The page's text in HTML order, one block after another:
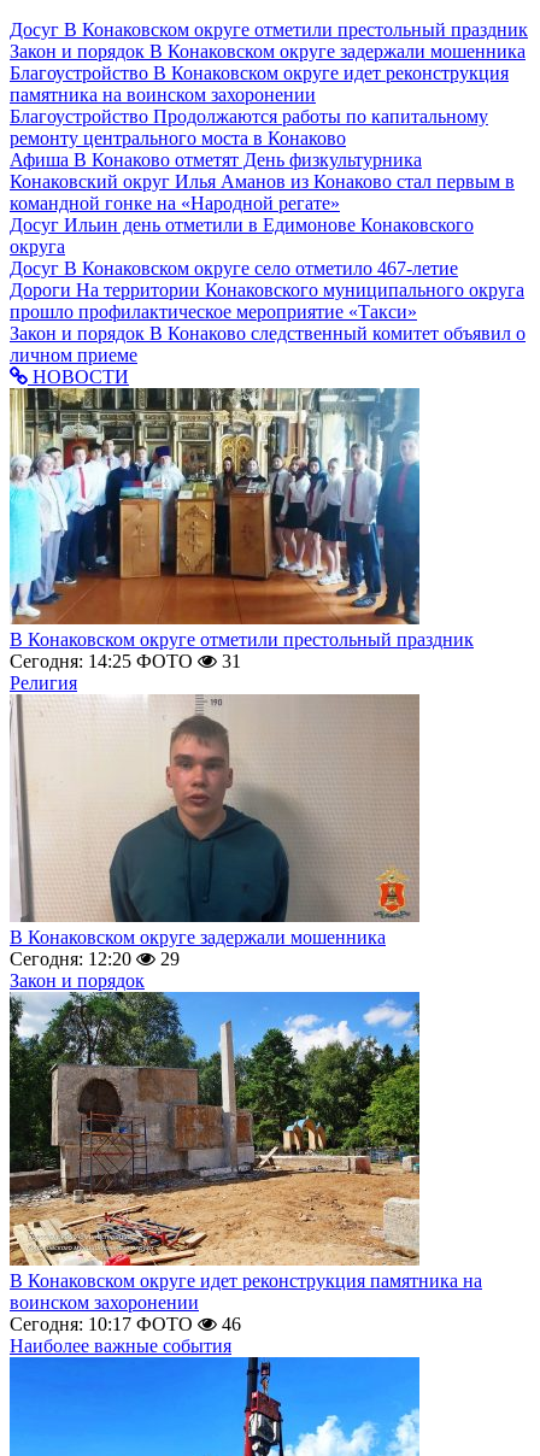
Досуг В Конаковском округе отметили престольный праздник
Закон и порядок В Конаковском округе задержали мошенника
Благоустройство В Конаковском округе идет реконструкция
памятника на воинском захоронении
Благоустройство Продолжаются работы по капитальному
ремонту центрального моста в Конаково
Афиша В Конаково отметят День физкультурника
Конаковский округ Илья Аманов из Конаково стал первым в
командной гонке на «Народной регате»
Досуг Ильин день отметили в Едимонове Конаковского
округа
Досуг В Конаковском округе село отметило 467-летие
Дороги На территории Конаковского муниципального округа
прошло профилактическое мероприятие «Такси»
Закон и порядок В Конаково следственный комитет объявил о
личном приеме
НОВОСТИ
В Конаковском округе отметили престольный праздник
Сегодня: 14:25 ФОТО
31
Религия
В Конаковском округе задержали мошенника
Сегодня: 12:20
29
Закон и порядок
В Конаковском округе идет реконструкция памятника на
воинском захоронении
Сегодня: 10:17 ФОТО
46
Наиболее важные события